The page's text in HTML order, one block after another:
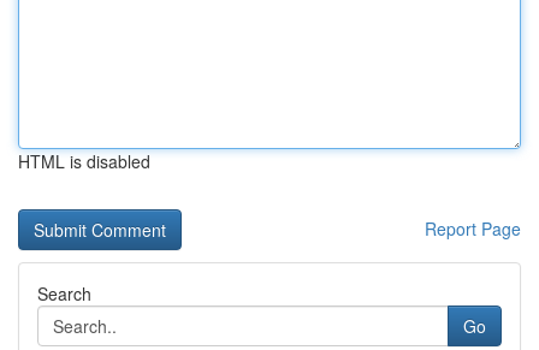
HTML is disabled
Report Page
Search
Go